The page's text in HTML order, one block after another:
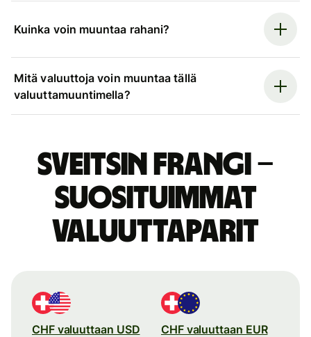
Kuinka voin muuntaa rahani?
Mitä valuuttoja voin muuntaa tällä
valuuttamuuntimella?
Sveitsin frangi –
suosituimmat
valuuttaparit
CHF valuuttaan USD CHF valuuttaan EUR